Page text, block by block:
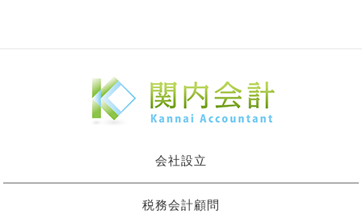
会社設立
税務会計顧問